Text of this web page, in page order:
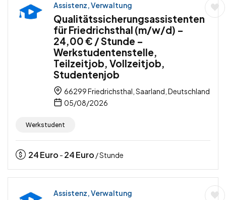
Assistenz, Verwaltung
Qualitätssicherungsassistenten
für Friedrichsthal (m/w/d) –
24,00 € / Stunde –
Werkstudentenstelle,
Teilzeitjob, Vollzeitjob,
Studentenjob
66299 Friedrichsthal, Saarland, Deutschland
05/08/2026
Werkstudent
24Euro - 24Euro / Stunde
Assistenz, Verwaltung